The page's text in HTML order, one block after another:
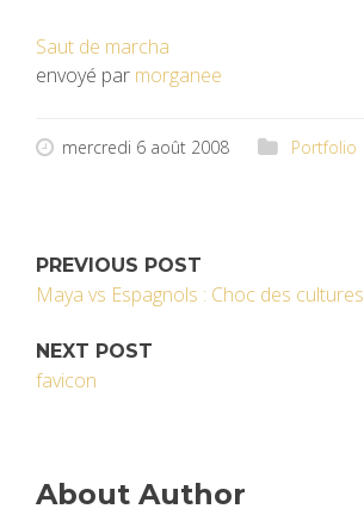
Saut de marcha
envoyé par morganee
mercredi 6 août 2008 Portfolio
PREVIOUS POST
Maya vs Espagnols : Choc des cultures
NEXT POST
favicon
About Author